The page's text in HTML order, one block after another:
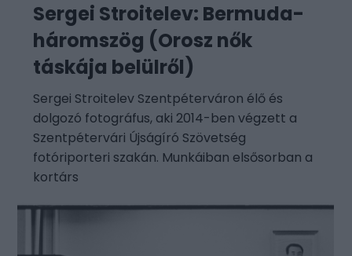
Sergei Stroitelev: Bermuda-
háromszög (Orosz nők
táskája belülről)
Sergei Stroitelev Szentpéterváron élő és
dolgozó fotográfus, aki 2014-ben végzett a
Szentpétervári Újságíró Szövetség
fotóriporteri szakán. Munkáiban elsősorban a
kortárs